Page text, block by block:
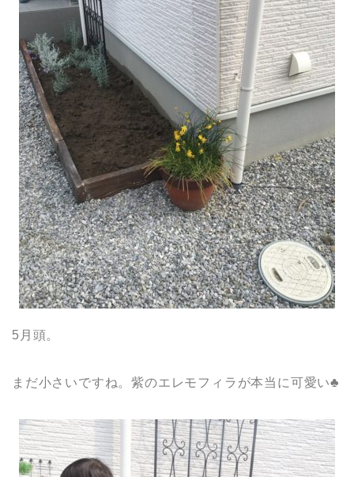
5月頭。
まだ小さいですね。紫のエレモフィラが本当に可愛い♣